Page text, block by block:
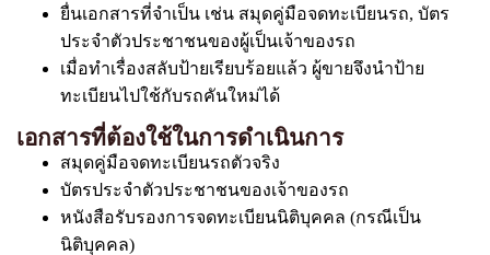
ยื่นเอกสารที่จำเป็น เช่น สมุดคู่มือจดทะเบียนรถ, บัตร
ประจำตัวประชาชนของผู้เป็นเจ้าของรถ
เมื่อทำเรื่องสลับป้ายเรียบร้อยแล้ว ผู้ขายจึงนำป้าย
ทะเบียนไปใช้กับรถคันใหม่ได้
เอกสารที่ต้องใช้ในการดำเนินการ
สมุดคู่มือจดทะเบียนรถตัวจริง
บัตรประจำตัวประชาชนของเจ้าของรถ
หนังสือรับรองการจดทะเบียนนิติบุคคล (กรณีเป็น
นิติบุคคล)